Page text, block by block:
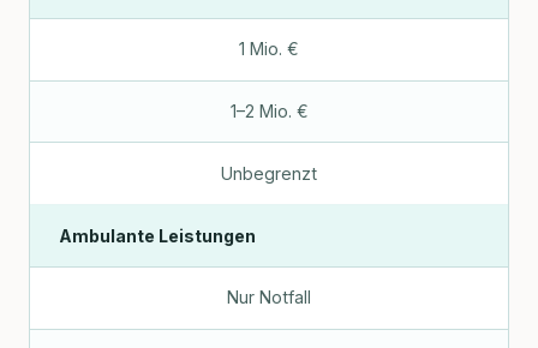
1 Mio. €
1–2 Mio. €
Unbegrenzt
Ambulante Leistungen
Nur Notfall